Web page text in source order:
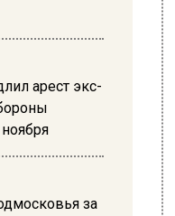
арест экс-
за